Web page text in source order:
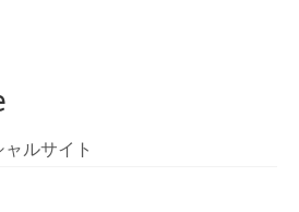
ルサイト